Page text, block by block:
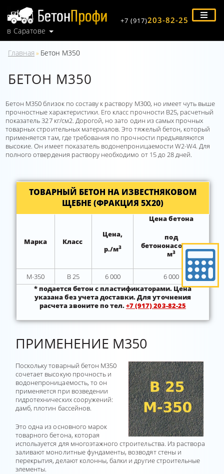
в Саратове
+7 (917)203-82-25
Главная » Бетон М350
БЕТОН М350
Бетон М350 близок по составу к раствору М300, но имеет чуть выше
прочностные характеристики. Его класс прочности В25, расчетный
показатель 327 кг/см2. Дорогой, но зато один из самых прочных
товарных строительных материалов. Это тяжелый бетон, который
применяется там, где требования по прочности предъявляются
высокие. Он имеет показатель водонепроницаемости W2-W4. Для
полного отвердения раствору необходимо от 15 до 28 дней.
ТОВАРНЫЙ БЕТОН НА ИЗВЕСТНЯКОВОМ
ЩЕБНЕ (ФРАКЦИЯ 5Х20)
Марка Класс
Цена,
р./м3
Цена бетона
под
бетононасос*, р./
м3
М-350 В 25 6 000
6 000
* подается бетон с пластификаторами. Цена
указана без учета доставки. Для уточнения
расчета звоните по тел.+7 (917) 203-82-25
ПРИМЕНЕНИЕ М350
Поскольку товарный бетон М350
сочетает высокую прочность и
водонепроницаемость, то он
применяется при возведении
гидротехнических сооружений:
дамб, плотин бассейнов.
Это одна из основного марок
товарного бетона, которая
используется для многоэтажного строительства. Из раствора
заливают монолитные фундаменты, возводят стены и
перекрытия, делают колонны, балки и другие строительные
элементы.